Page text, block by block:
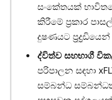
සංකේතයක්
කිරීමේ ප්‍රකාර
දුෂණයට
ද්විත්ව සහභාගී
පරිපාලන සඳහා
සම්බන්ධ